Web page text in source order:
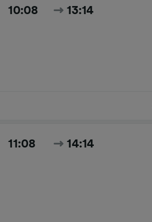
10:08 13:14
11:08 14:14